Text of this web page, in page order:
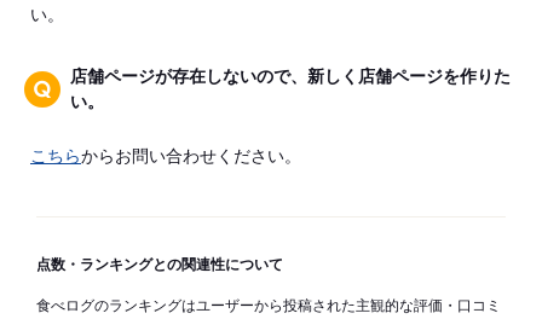
い。
店舗ページが存在しないので、新しく店舗ページを作りた
い。
こちらからお問い合わせください。
点数・ランキングとの関連性について
食べログのランキングはユーザーから投稿された主観的な評価・口コミ